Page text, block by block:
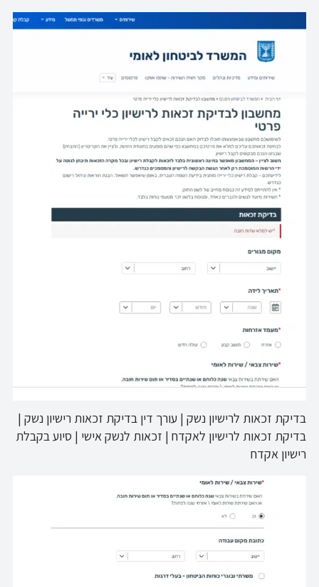
בדיקת זכאות לרישיון נשק | עורך דין בדיקת זכאות רישיון נשק |
בדיקת זכאות לרישיון לאקדח | זכאות לנשק אישי | סיוע בקבלת
רישיון אקדח